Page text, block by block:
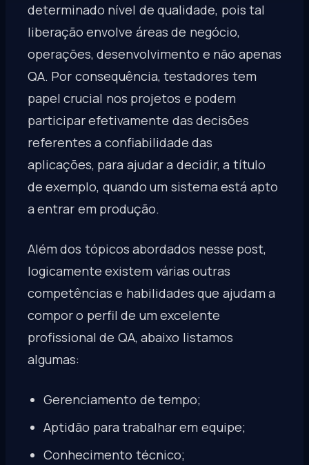
determinado nível de qualidade, pois tal
liberação envolve áreas de negócio,
operações, desenvolvimento e não apenas
QA. Por consequência, testadores tem
papel crucial nos projetos e podem
participar efetivamente das decisões
referentes a confiabilidade das
aplicações, para ajudar a decidir, a título
de exemplo, quando um sistema está apto
a entrar em produção.
Além dos tópicos abordados nesse post,
logicamente existem várias outras
competências e habilidades que ajudam a
compor o perfil de um excelente
profissional de QA, abaixo listamos
algumas:
Gerenciamento de tempo;
Aptidão para trabalhar em equipe;
Conhecimento técnico;